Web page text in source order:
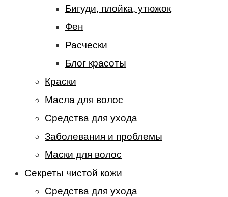
Бигуди, плойка, утюжок
Фен
Расчески
Блог красоты
Краски
Масла для волос
Средства для ухода
Заболевания и проблемы
Маски для волос
Секреты чистой кожи
Средства для ухода